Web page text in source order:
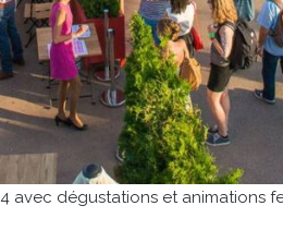
avec dégustations et animations